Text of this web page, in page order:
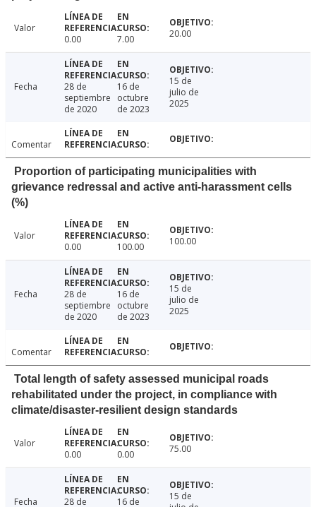
Valor
0.00
7.00 20.00
Fecha
28 de
septiembre
de 2020
16 de
octubre
de 2023
15 de
julio de
2025
Comentar
Proportion of participating municipalities with
grievance redressal and active anti-harassment cells
(%)
Valor
0.00
100.00 100.00
Fecha
28 de
septiembre
de 2020
16 de
octubre
de 2023
15 de
julio de
2025
Comentar
Total length of safety assessed municipal roads
rehabilitated under the project, in compliance with
climate/disaster-resilient design standards
Valor
0.00
0.00 75.00
Fecha 28 de 16 de
15 de